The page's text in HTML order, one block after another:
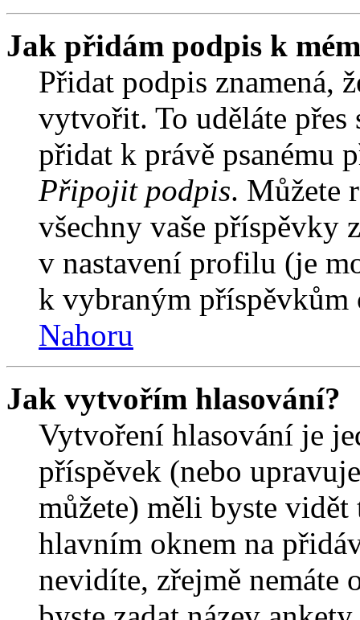
Jak přidám podpis k
Přidat podpis znamená,
vytvořit. To uděláte
přidat k právě psanému
Připojit podpis. Můžete
všechny vaše příspěvky
v nastavení profilu (je
k vybraným příspěvkům
Nahoru
Jak vytvořím hlasování?
Vytvoření hlasování je
příspěvek (nebo
můžete) měli byste
hlavním oknem na
nevidíte, zřejmě